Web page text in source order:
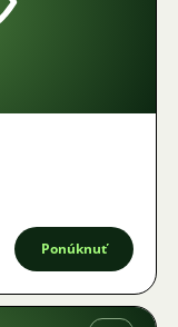
Ponúknuť